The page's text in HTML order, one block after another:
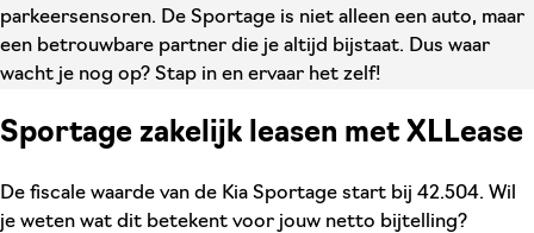
parkeersensoren. De Sportage is niet alleen een auto, maar
een betrouwbare partner die je altijd bijstaat. Dus waar
wacht je nog op? Stap in en ervaar het zelf!
Sportage zakelijk leasen met XLLease
De fiscale waarde van de Kia Sportage start bij 42.504. Wil
je weten wat dit betekent voor jouw netto bijtelling?